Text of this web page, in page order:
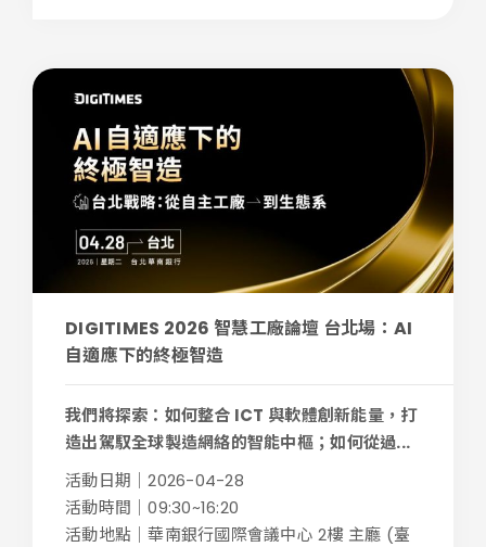
DIGITIMES 2026 智慧工廠論壇 台北場：AI
自適應下的終極智造
我們將探索：如何整合 ICT 與軟體創新能量，打
造出駕馭全球製造網絡的智能中樞；如何從過...
活動日期｜2026-04-28
活動時間｜09:30~16:20
活動地點｜華南銀行國際會議中心 2樓 主廳 (臺